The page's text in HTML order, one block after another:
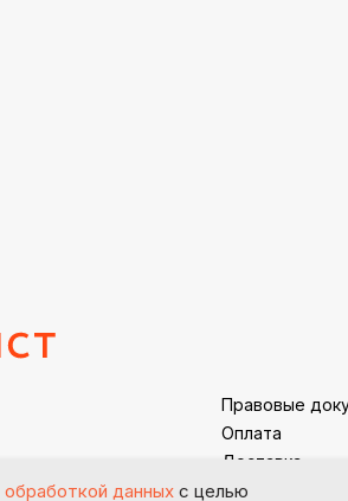
Оплата
Политика
Правовые
Доставка
обработкой данных с целью